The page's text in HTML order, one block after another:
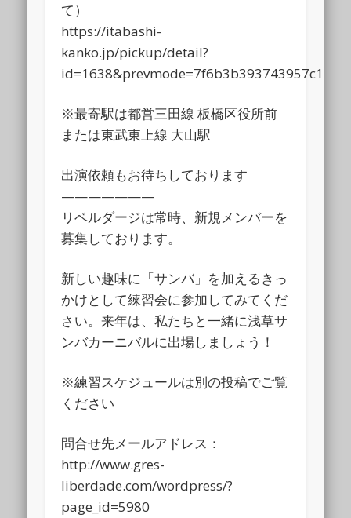
て）
https://itabashi-
kanko.jp/pickup/detail?
※最寄駅は都営三田線 板橋区役所前
または東武東上線 大山駅
出演依頼もお待ちしております
———————
リベルダージは常時、新規メンバーを
募集しております。
新しい趣味に「サンバ」を加えるきっ
かけとして練習会に参加してみてくだ
さい。来年は、私たちと一緒に浅草サ
ンバカーニバルに出場しましょう！
※練習スケジュールは別の投稿でご覧
ください
問合せ先メールアドレス：
http://www.gres-
liberdade.com/wordpress/?
page_id=5980